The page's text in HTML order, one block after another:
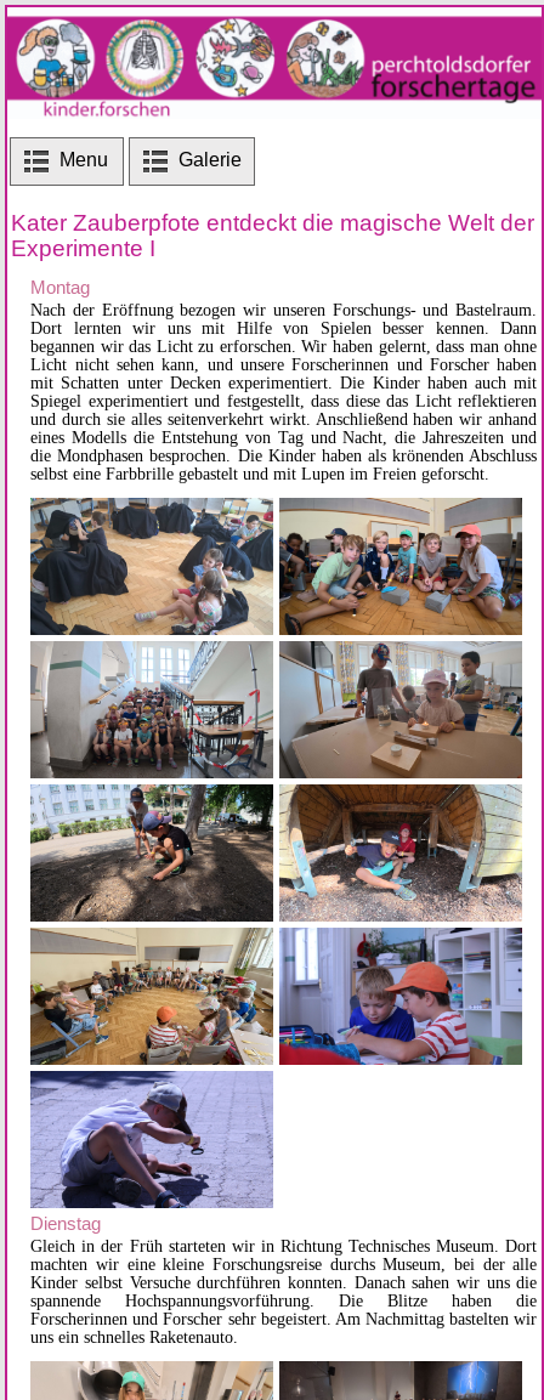
Menu Galerie
Kater Zauberpfote entdeckt die magische Welt der
Experimente I
Montag
Nach der Eröffnung bezogen wir unseren Forschungs- und Bastelraum.
Dort lernten wir uns mit Hilfe von Spielen besser kennen. Dann
begannen wir das Licht zu erforschen. Wir haben gelernt, dass man ohne
Licht nicht sehen kann, und unsere Forscherinnen und Forscher haben
mit Schatten unter Decken experimentiert. Die Kinder haben auch mit
Spiegel experimentiert und festgestellt, dass diese das Licht reflektieren
und durch sie alles seitenverkehrt wirkt. Anschließend haben wir anhand
eines Modells die Entstehung von Tag und Nacht, die Jahreszeiten und
die Mondphasen besprochen. Die Kinder haben als krönenden Abschluss
selbst eine Farbbrille gebastelt und mit Lupen im Freien geforscht.
Dienstag
Gleich in der Früh starteten wir in Richtung Technisches Museum. Dort
machten wir eine kleine Forschungsreise durchs Museum, bei der alle
Kinder selbst Versuche durchführen konnten. Danach sahen wir uns die
spannende Hochspannungsvorführung. Die Blitze haben die
Forscherinnen und Forscher sehr begeistert. Am Nachmittag bastelten wir
uns ein schnelles Raketenauto.